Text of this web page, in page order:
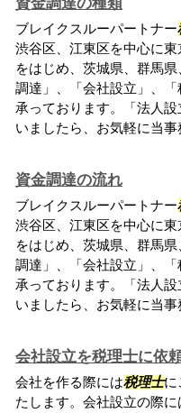
ブレイクスルーパートナー
渋谷区、江東区を中心に
をはじめ、茨城県、群馬
調達」、「会社設立」、
承っております。「法人
いましたら、お気軽に当
資金調達の流れ
ブレイクスルーパートナー
渋谷区、江東区を中心に
をはじめ、茨城県、群馬
調達」、「会社設立」、
承っております。「法人
いましたら、お気軽に当
会社設立を税理士に依
会社を作る際には税理士に
たします。会社設立の際